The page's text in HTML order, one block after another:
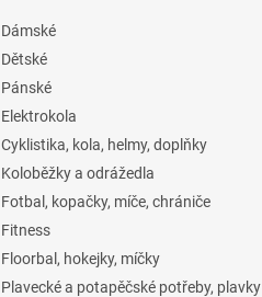
Dámské
Dětské
Pánské
Elektrokola
Cyklistika, kola, helmy, doplňky
Koloběžky a odrážedla
Fotbal, kopačky, míče, chrániče
Fitness
Floorbal, hokejky, míčky
Plavecké a potapěčské potřeby, plavky